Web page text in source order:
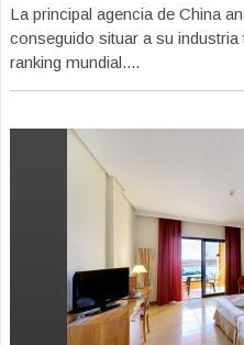
La principal agencia de China
conseguido situar a su
ranking mundial....